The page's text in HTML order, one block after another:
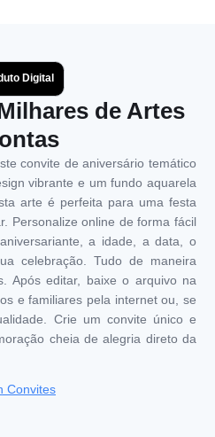
Digital
de Artes
convite de aniversário temático
vibrante e um fundo aquarela
arte é perfeita para uma festa
Personalize online de forma fácil
a idade, a data, o
celebração. Tudo de maneira
Após editar, baixe o arquivo na
e familiares pela internet ou, se
Crie um convite único e
cheia de alegria direto da
Convites